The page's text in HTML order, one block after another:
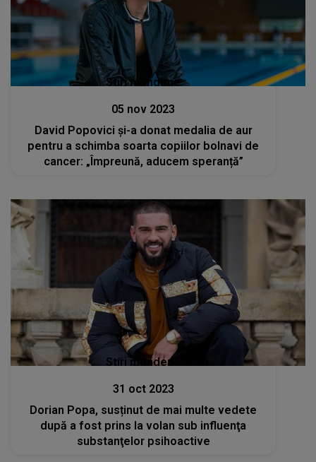
Stiri mondene
05 nov 2023
David Popovici și-a donat medalia de aur
pentru a schimba soarta copiilor bolnavi de
cancer: „Împreună, aducem speranță”
Stiri mondene
31 oct 2023
Dorian Popa, susținut de mai multe vedete
după a fost prins la volan sub influenţa
substanţelor psihoactive